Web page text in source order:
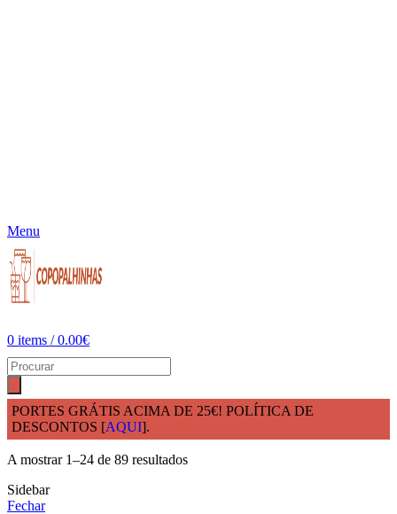
Menu
0 items / 0.00€
PORTES GRÁTIS ACIMA DE 25€! POLÍTICA DE
DESCONTOS [AQUI].
InícioCaracterísticaAvulso
A mostrar 1–24 de 89 resultados
Sidebar
Fechar